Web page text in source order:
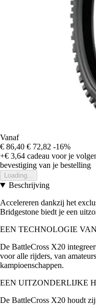
Vanaf
€ 86,40 € 72,82 -16%
+€ 3,64 cadeau voor je
bevestiging van je bestelling
Loading...
Beschrijving
Accelereren dankzij het
Bridgestone biedt je een
EEN TECHNOLOGIE
De BattleCross X20
voor alle rijders, van
kampioenschappen.
EEN UITZONDERLIJKE
De BattleCross X20 houdt